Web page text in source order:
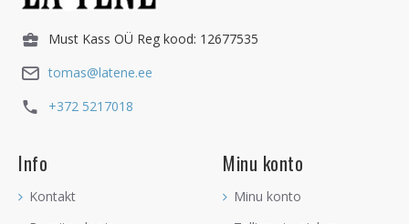
Must Kass OÜ Reg kood: 12677535
tomas@latene.ee
+372 5217018
Info
Kontakt
Minu konto
Minu konto